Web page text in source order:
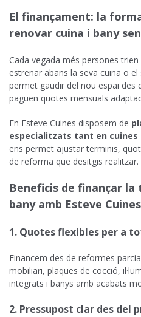
El finançament: la
renovar cuina i bany
Cada vegada més persones
estrenar abans la seva cuina o
permet gaudir del nou espai des
paguen quotes mensuals
En Esteve Cuines disposem de
especialitzats tant en cuines
ens permet ajustar terminis,
de reforma que desitgis realitzar.
Beneficis de finançar
bany amb Esteve Cuines
1. Quotes flexibles per a
Financem des de reformes
mobiliari, plaques de cocció,
integrats i banys amb acabats
2. Pressupost clar des del